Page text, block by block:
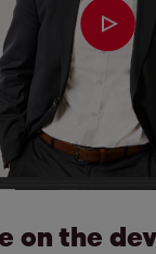
on the